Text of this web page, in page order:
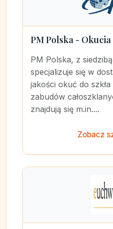
PM Polska - Okucia
PM Polska, z
specjalizuje się w
jakości okuć do
zabudów
znajdują się m.in....
Zobacz